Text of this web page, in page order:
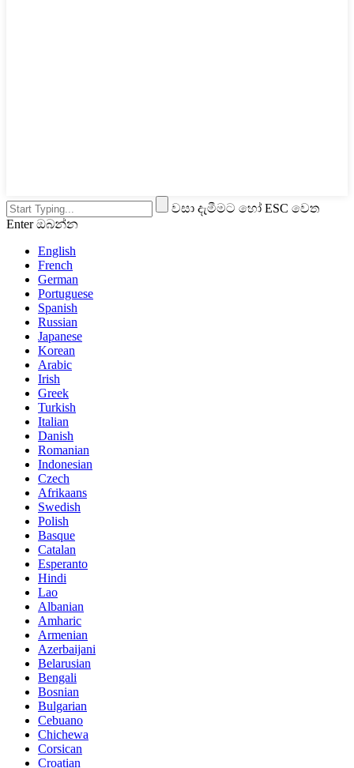
වසා දැමීමට හෝ ESC වෙත
Enter ඔබන්න
English
French
German
Portuguese
Spanish
Russian
Japanese
Korean
Arabic
Irish
Greek
Turkish
Italian
Danish
Romanian
Indonesian
Czech
Afrikaans
Swedish
Polish
Basque
Catalan
Esperanto
Hindi
Lao
Albanian
Amharic
Armenian
Azerbaijani
Belarusian
Bengali
Bosnian
Bulgarian
Cebuano
Chichewa
Corsican
Croatian